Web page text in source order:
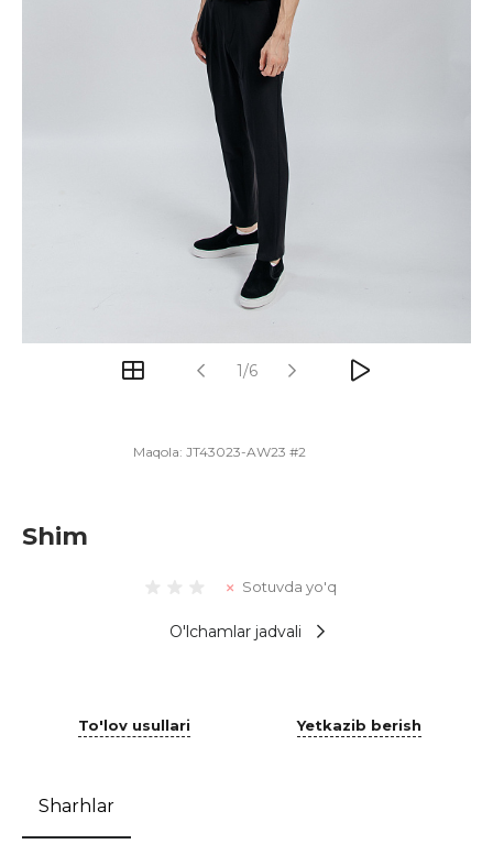
1/6
Maqola: JT43023-AW23 #2
Shim
Sotuvda yo'q
O'lchamlar jadvali
To'lov usullari Yetkazib berish
Sharhlar